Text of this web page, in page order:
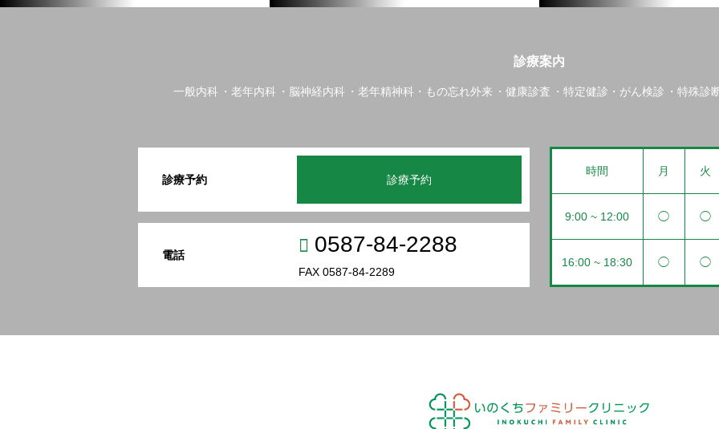
診療案内
一般内科 老年内科 脳神経内科 老年精神科・もの忘れ外来 健康診査 特定健診・がん検診 特殊診
診療予約 診療予約
電話 0587-84-2288
FAX 0587-84-2289
時間 月 火
9:00 ~ 12:00 ◯ ◯
16:00 ~ 18:30 ◯ ◯